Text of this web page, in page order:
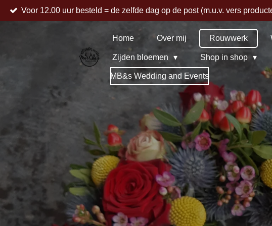
Ga
direct
Voor 12.00 uur besteld = de zelfde dag op de post (m.u.v. vers
Home Over mij Rouwwerk
Zijden bloemen Shop in shop
MB&s Wedding and Events